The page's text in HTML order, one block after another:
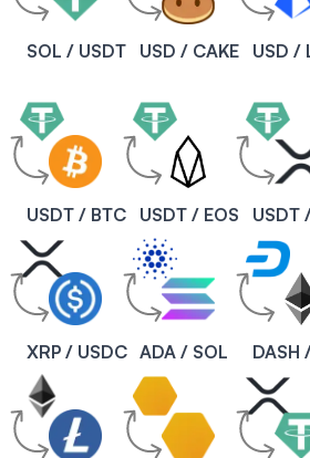
SOL / USDT USD / CAKE USD /
USDT / BTC USDT / EOS USDT
XRP / USDC ADA / SOL DASH